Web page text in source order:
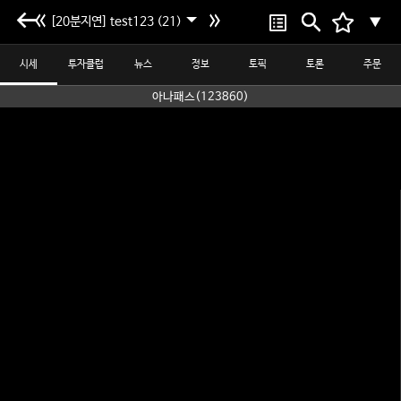
[20분지연] test123 (21) ▼
시세 투자클럽 뉴스 정보 토픽 토론 주문
아나패스(123860)